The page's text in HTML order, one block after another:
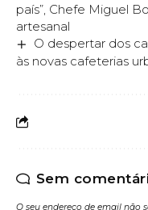
país”, Chefe Miguel
artesanal
O despertar dos
às novas cafeterias
Sem
O seu endereço de email não